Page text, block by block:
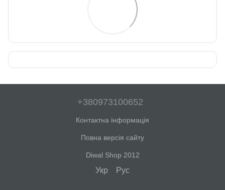
+380973100652
Контактна інформація
Повна версія сайту
Diwal Shop 2012
Укр Рус